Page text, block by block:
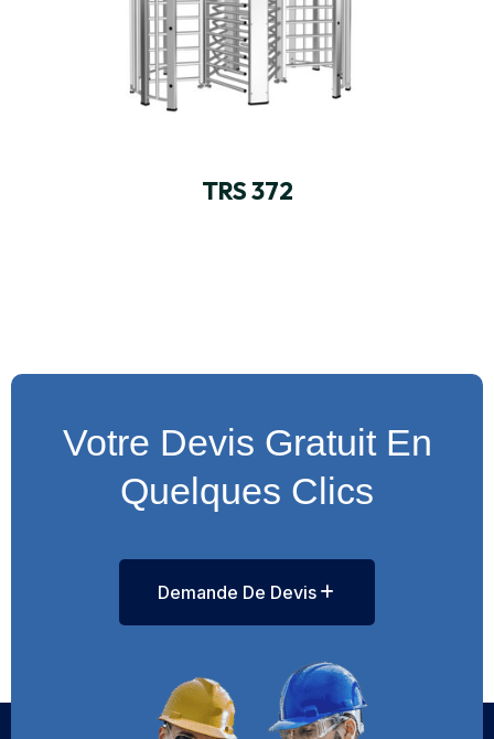
TRS 372
Votre Devis Gratuit En
Quelques Clics
Demande De Devis